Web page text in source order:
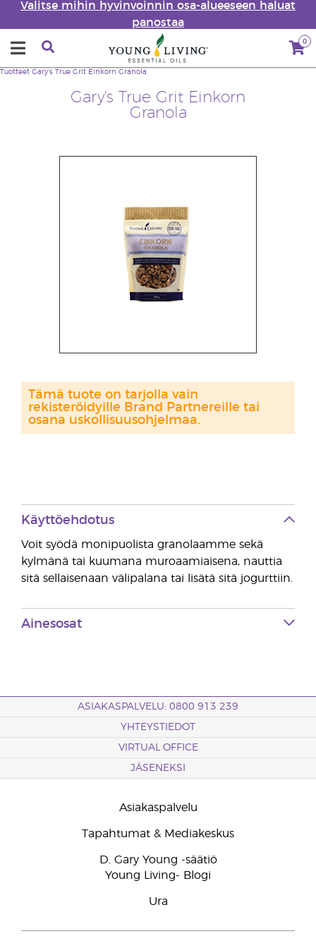
Valitse mihin hyvinvoinnin osa-alueeseen haluat
panostaa
0
Gary's True Grit Einkorn
Granola
Tuotteet Gary's True Grit Einkorn Granola
Tämä tuote on tarjolla vain
rekisteröidyille Brand Partnereille tai
osana uskollisuusohjelmaa.
Käyttöehdotus
Voit syödä monipuolista granolaamme sekä
kylmänä tai kuumana muroaamiaisena, nauttia
sitä sellaisenaan välipalana tai lisätä sitä jogurttiin.
Ainesosat
ASIAKASPALVELU: 0800 913 239
YHTEYSTIEDOT
VIRTUAL OFFICE
JÄSENEKSI
Asiakaspalvelu
Tapahtumat & Mediakeskus
D. Gary Young -säätiö
Young Living- Blogi
Ura